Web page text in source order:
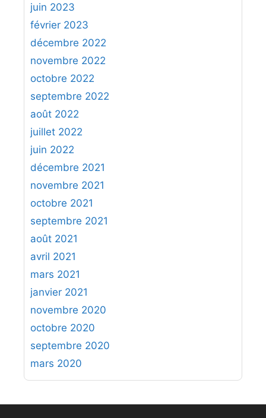
juin 2023
février 2023
décembre 2022
novembre 2022
octobre 2022
septembre 2022
août 2022
juillet 2022
juin 2022
décembre 2021
novembre 2021
octobre 2021
septembre 2021
août 2021
avril 2021
mars 2021
janvier 2021
novembre 2020
octobre 2020
septembre 2020
mars 2020